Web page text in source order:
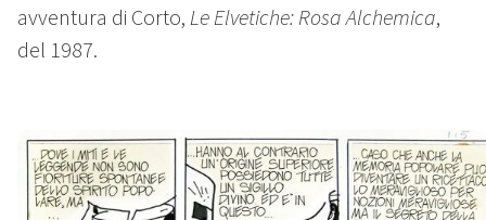
avventura di Corto, Le Elvetiche: Rosa Alchemica,
del 1987.